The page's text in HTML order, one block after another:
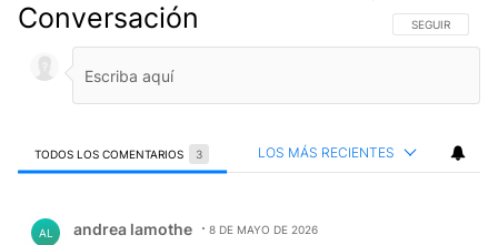
Conversación SIGA ESTA
SEGUIR
TODOS LOS COMENTARIOS 3 LOS MÁS RECIENTES
AL andrea lamothe 8 DE MAYO DE 2026